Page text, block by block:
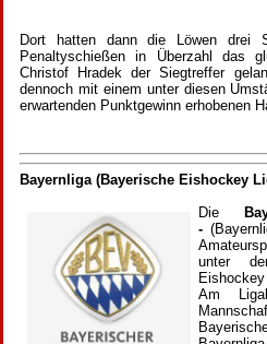
Dort hatten dann die Löwen drei
Penaltyschießen in Überzahl das
Christof Hradek der Siegtreffer
dennoch mit einem unter diesen
erwartenden Punktgewinn erhobenen
Bayernliga (Bayerische Eishockey
Die
-
unter
Am